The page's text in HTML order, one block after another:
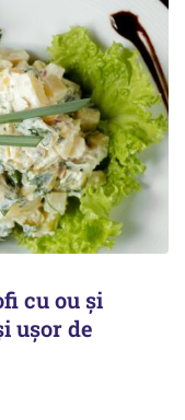
cu ou și
ușor de